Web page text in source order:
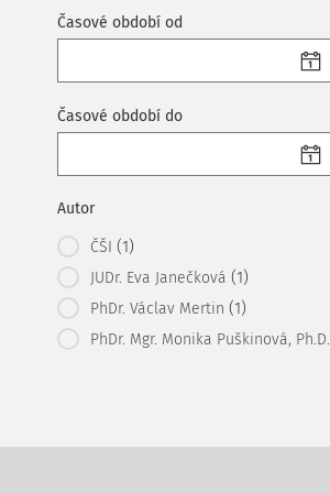
Časové období od
Časové období do
Autor
ČŠI (1)
JUDr. Eva Janečková (1)
PhDr. Václav Mertin (1)
PhDr. Mgr. Monika Puškinová, Ph.D.